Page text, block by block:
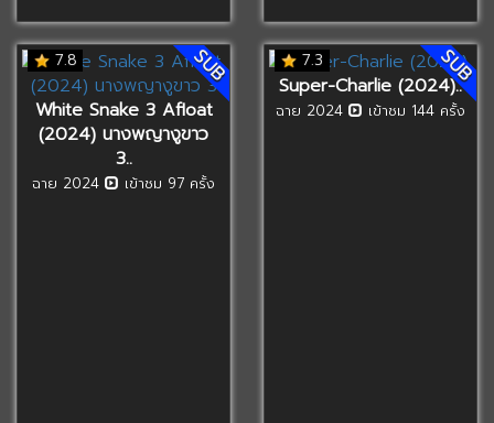
7.8 SUB
White Snake 3 Afloat
(2024) นางพญางูขาว
3..
ฉาย 2024 เข้าชม 97 ครั้ง
7.3 SUB
Super-Charlie (2024)..
ฉาย 2024 เข้าชม 144 ครั้ง